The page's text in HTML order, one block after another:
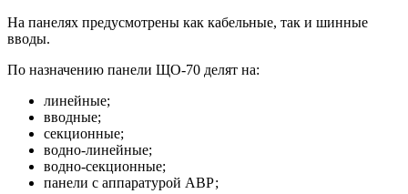
На панелях предусмотрены как кабельные, так и шинные
вводы.
По назначению панели ЩО-70 делят на:
линейные;
вводные;
секционные;
водно-линейные;
водно-секционные;
панели с аппаратурой АВР;